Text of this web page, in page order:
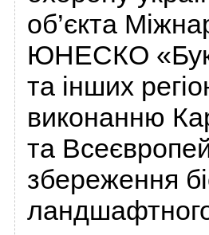
об’єкта
ЮНЕСКО
та інших
виконанню
та
збереження